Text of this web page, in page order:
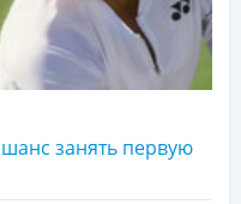
занять первую